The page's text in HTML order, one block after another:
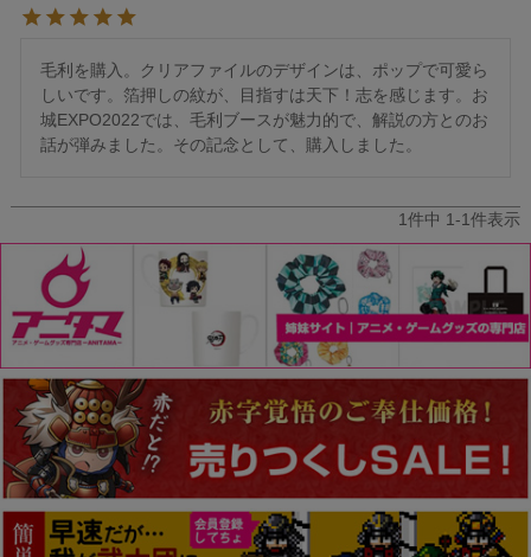
毛利を購入。クリアファイルのデザインは、ポップで可愛ら
しいです。箔押しの紋が、目指すは天下！志を感じます。お
城EXPO2022では、毛利ブースが魅力的で、解説の方とのお
話が弾みました。その記念として、購入しました。
1件中 1-1件表示